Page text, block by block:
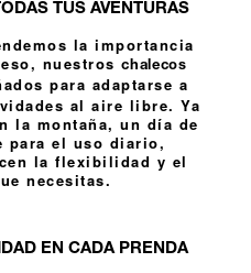
TUS AVENTURAS
la importancia
nuestroschalecos
para adaptarse a
al aire libre. Ya
la montaña, un día de
para el uso diario,
la flexibilidad y el
necesitas.
EN CADA PRENDA